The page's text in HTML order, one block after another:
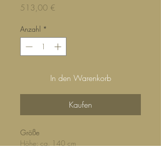
513,00 €
Anzahl *
In den Warenkorb
Kaufen
Größe
Höhe: ca. 140 cm